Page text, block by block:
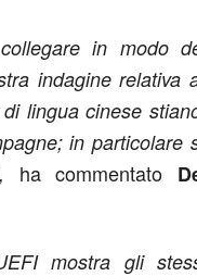
in modo
indagine relativa
lingua cinese
in particolare
ha commentato
mostra gli